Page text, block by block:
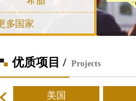
多国家
优质项目 / Projects
美国